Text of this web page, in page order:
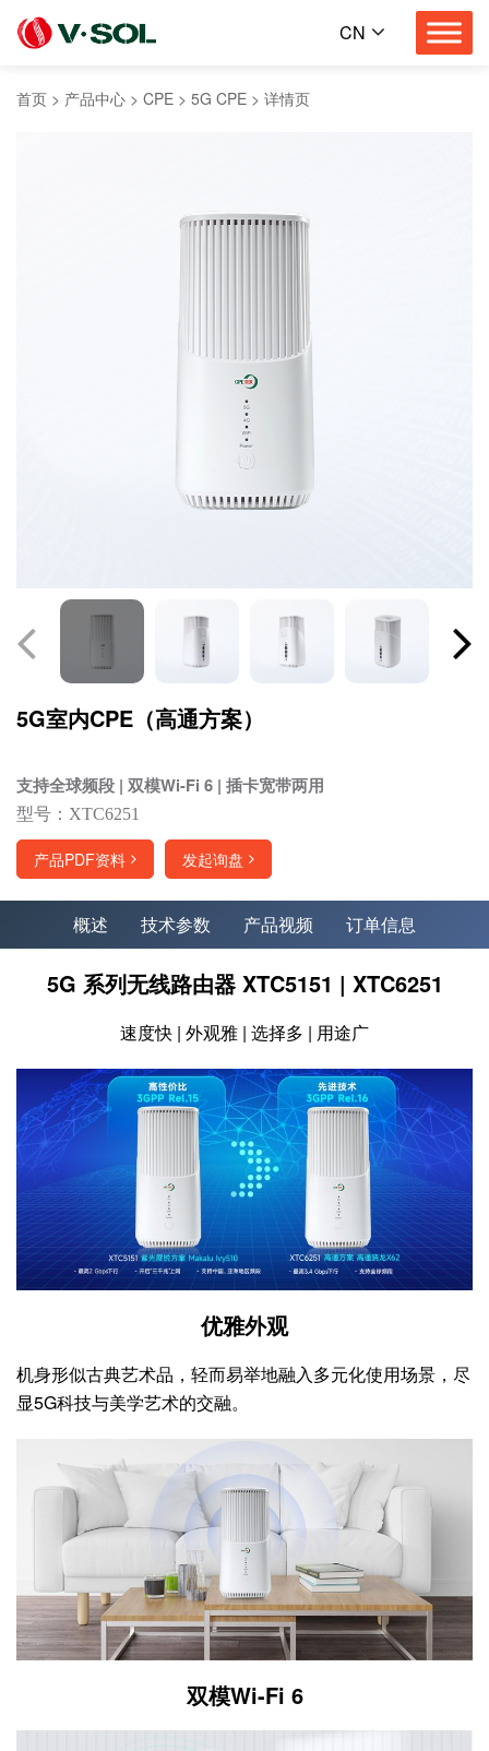
CN
首页 > 产品中心 > CPE > 5G CPE > 详情页
5G室内CPE（高通方案）
支持全球频段 | 双模Wi-Fi 6 | 插卡宽带两用
型号：XTC6251
产品PDF资料 发起询盘
概述 技术参数 产品视频 订单信息
5G 系列无线路由器 XTC5151 | XTC6251
速度快 | 外观雅 | 选择多 | 用途广
优雅外观
机身形似古典艺术品，轻而易举地融入多元化使用场景，尽
显5G科技与美学艺术的交融。
双模Wi-Fi 6